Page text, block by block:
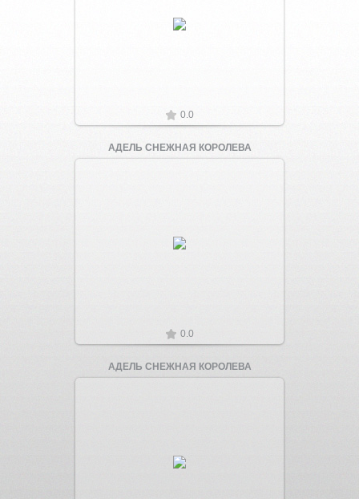
Увеличить
0.0
АДЕЛЬ СНЕЖНАЯ КОРОЛЕВА
Увеличить
0.0
АДЕЛЬ СНЕЖНАЯ КОРОЛЕВА
Увеличить